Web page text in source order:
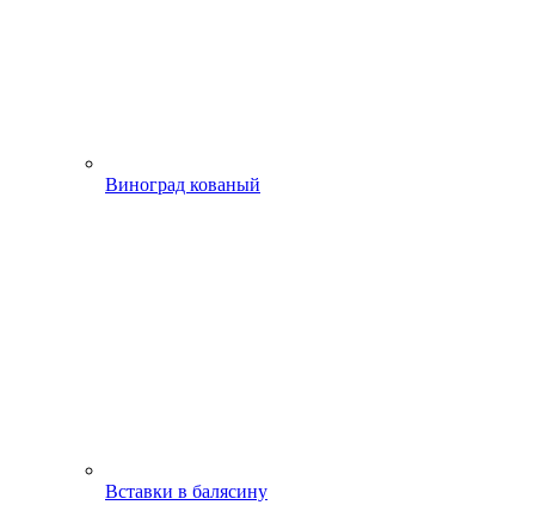
Виноград кованый
Вставки в балясину